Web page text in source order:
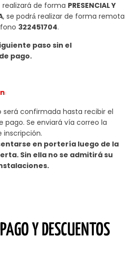
realizará de forma PRESENCIAL Y
, se podrá́ realizar de forma remota
322451704.
paso sin el
pago.
será confirmada hasta recibir el
pago. Se enviará vía correo la
en portería luego de la
Sin ella no se admitirá su
Y DESCUENTOS